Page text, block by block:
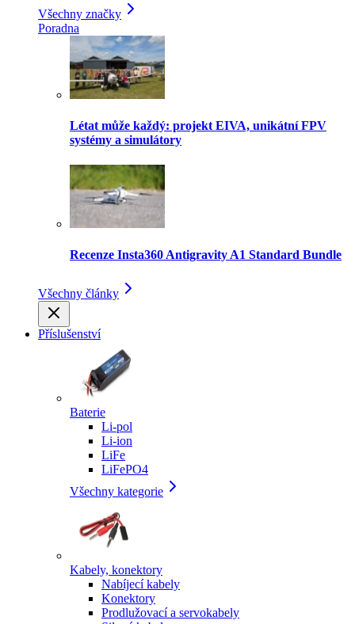
Všechny značky
Poradna
Létat může každý: projekt EIVA, unikátní FPV
systémy a simulátory
Recenze Insta360 Antigravity A1 Standard Bundle
Všechny články
Příslušenství
Baterie
Li-pol
Li-ion
LiFe
LiFePO4
Všechny kategorie
Kabely, konektory
Nabíjecí kabely
Konektory
Prodlužovací a servokabely